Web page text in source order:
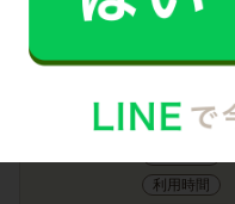
評価
提供エリア
利用時間